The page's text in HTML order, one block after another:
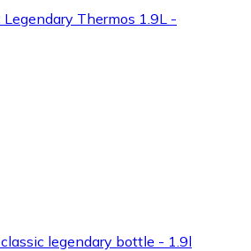
Thermos 1.9L -
legendary bottle - 1.9l